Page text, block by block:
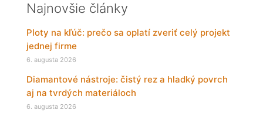
Najnovšie články
Ploty na kľúč: prečo sa oplatí zveriť celý projekt
jednej firme
6. augusta 2026
Diamantové nástroje: čistý rez a hladký povrch
aj na tvrdých materiáloch
6. augusta 2026